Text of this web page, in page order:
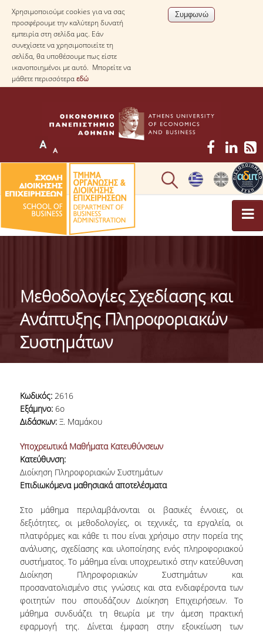
Χρησιμοποιούμε cookies για να σας
προσφέρουμε την καλύτερη δυνατή
εμπειρία στη σελίδα μας. Εάν
συνεχίσετε να χρησιμοποιείτε τη
σελίδα, θα υποθέσουμε πως είστε
ικανοποιημένοι με αυτό. Μπορείτε να
μάθετε περισσότεραεδώ
ΤΟ ΤΜΗΜΑ
ΧΑΙΡΕΤΙΣΜΟΣ ΠΡΟΕΔΡΟΥ
ΔΙΟΙΚΗΣΗ ΤΟΥ ΤΜΗΜΑΤΟΣ
ΑΝΘΡΩΠΙΝΟ ΔΥΝΑΜΙΚΟ
ΕΝΤΕΤΑΛΜΕΝΟΙ ΔΙΔΑΣΚΟΝΤΕΣ ΑΚΑΔ.ΕΤΟΥΣ
ΜΕΛΗ Ε.ΔΙ.Π
ΜΕΛΗ Ε.Δ.Π
ΜΕΛΗ Ε.Τ.Ε.Π.
ΔΙΟΙΚΗΤΙΚΟ ΠΡΟΣΩΠΙΚΟ
ΜΗΤΡΩΑ
Μεθοδολογίες Σχεδίασης και
Ανάπτυξης Πληροφοριακών
Συστημάτων
Κωδικός: 2616
Εξάμηνο: 6ο
Διδάσκων: Ξ. Μαμάκου
Υποχρεωτικά Μαθήματα Κατευθύνσεων
Κατεύθυνση:
Διοίκηση Πληροφοριακών Συστημάτων
Επιδιωκόμενα μαθησιακά αποτελέσματα
Στο μάθημα περιλαμβάνονται οι βασικές έννοιες, οι
δεξιότητες, οι μεθοδολογίες, οι τεχνικές, τα εργαλεία, οι
πλατφόρμες και κάθε τι που είναι χρήσιμο στην πορεία της
ανάλυσης, σχεδίασης και υλοποίησης ενός πληροφοριακού
συστήματος. Το μάθημα είναι υποχρεωτικό στην κατεύθυνση
Διοίκηση Πληροφοριακών Συστημάτων και
προσανατολισμένο στις γνώσεις και στα ενδιαφέροντα των
φοιτητών που σπουδάζουν Διοίκηση Επιχειρήσεων. Το
μάθημα συνδυάζει τη θεωρία με την άμεση πρακτική
εφαρμογή της. Δίνεται έμφαση στην εξοικείωση των